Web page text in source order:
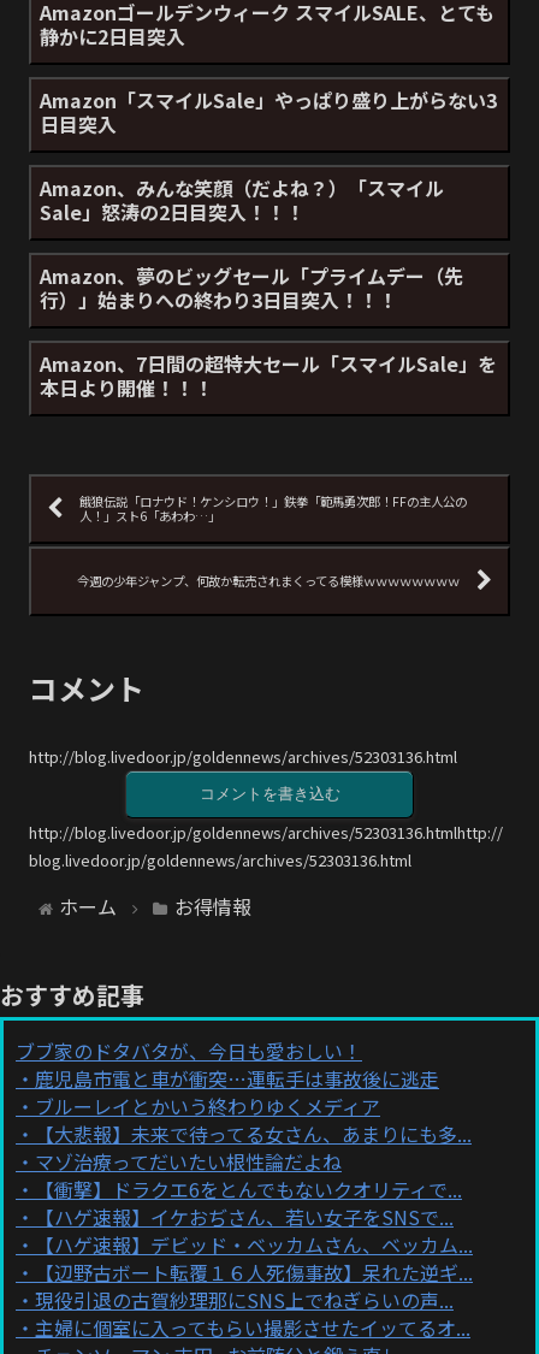
Amazonゴールデンウィーク スマイルSALE、とても
静かに2日目突入
Amazon「スマイルSale」やっぱり盛り上がらない3
日目突入
Amazon、みんな笑顔（だよね？）「スマイル
Sale」怒涛の2日目突入！！！
Amazon、夢のビッグセール「プライムデー（先
行）」始まりへの終わり3日目突入！！！
Amazon、7日間の超特大セール「スマイルSale」を
本日より開催！！！
餓狼伝説「ロナウド！ケンシロウ！」鉄拳「範馬勇次郎！FFの主人公の
人！」スト6「あわわ…」
今週の少年ジャンプ、何故か転売されまくってる模様ｗｗｗｗｗｗｗｗ
コメント
http://blog.livedoor.jp/goldennews/archives/52303136.html
コメントを書き込む
http://blog.livedoor.jp/goldennews/archives/52303136.htmlhttp://
blog.livedoor.jp/goldennews/archives/52303136.html
ホーム お得情報
おすすめ記事
ブブ家のドタバタが、今日も愛おしい！
鹿児島市電と車が衝突…運転手は事故後に逃走
ブルーレイとかいう終わりゆくメディア
【大悲報】未来で待ってる女さん、あまりにも多...
マゾ治療ってだいたい根性論だよね
【衝撃】ドラクエ6をとんでもないクオリティで...
【ハゲ速報】イケおぢさん、若い女子をSNSで...
【ハゲ速報】デビッド・ベッカムさん、ベッカム...
【辺野古ボート転覆１６人死傷事故】呆れた逆ギ...
現役引退の古賀紗理那にSNS上でねぎらいの声...
主婦に個室に入ってもらい撮影させたイッてるオ...